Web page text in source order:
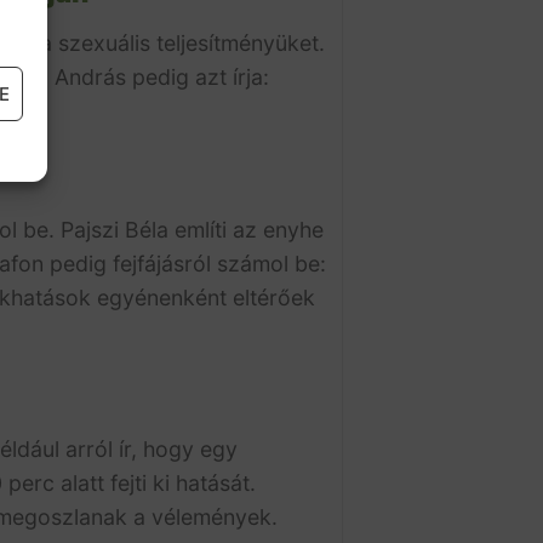
szexuális teljesítményüket.
András pedig azt írja:
be. Pajszi Béla említi az enyhe
pedig fejfájásról számol be:
egyénenként eltérőek
arról ír, hogy egy
alatt fejti ki hatását.
a vélemények.